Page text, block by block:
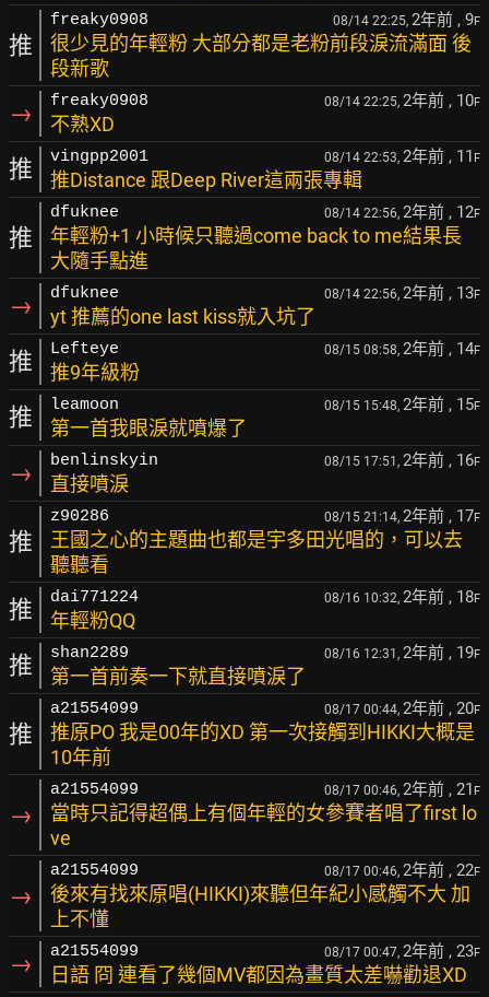
推
freaky0908 08/14 22:25, 2年前 , 9F
很少見的年輕粉 大部分都是老粉前段淚流滿面 後
段新歌
→ freaky0908 08/14 22:25, 2年前 , 10F
不熟XD
推 vingpp2001 08/14 22:53, 2年前 , 11 F
推Distance 跟Deep River這兩張專輯
推
dfuknee 08/14 22:56, 2年前 , 12F
年輕粉+1 小時候只聽過come back to me結果長
大隨手點進
→ dfuknee 08/14 22:56, 2年前 , 13F
yt 推薦的one last kiss就入坑了
推 Lefteye 08/15 08:58, 2年前 , 14F
推9年級粉
推 leamoon 08/15 15:48, 2年前 , 15F
第一首我眼淚就噴爆了
→ benlinskyin 08/15 17:51, 2年前 , 16F
直接噴淚
推
z90286 08/15 21:14, 2年前 , 17F
王國之心的主題曲也都是宇多田光唱的，可以去
聽聽看
推 dai771224 08/16 10:32, 2年前 , 18F
年輕粉QQ
推 shan2289 08/16 12:31, 2年前 , 19F
第一首前奏一下就直接噴淚了
推
a21554099 08/17 00:44, 2年前 , 20F
推原PO 我是00年的XD 第一次接觸到HIKKI大概是
10年前
→
a21554099 08/17 00:46, 2年前 , 21 F
當時只記得超偶上有個年輕的女參賽者唱了first lo
ve
→
a21554099 08/17 00:46, 2年前 , 22F
後來有找來原唱(HIKKI)來聽但年紀小感觸不大 加
上不懂
→ a21554099 08/17 00:47, 2年前 , 23F
日語 冏 連看了幾個MV都因為畫質太差嚇勸退XD